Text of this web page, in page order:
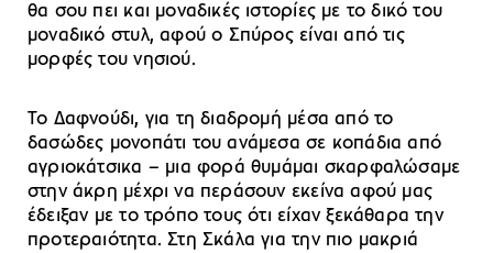
θα σου πει και μοναδικές ιστορίες με το δικό του
μοναδικό στυλ, αφού ο Σπύρος είναι από τις
μορφές του νησιού.
Το Δαφνούδι, για τη διαδρομή μέσα από το
δασώδες μονοπάτι του ανάμεσα σε κοπάδια από
αγριοκάτσικα – μια φορά θυμάμαι σκαρφαλώσαμε
στην άκρη μέχρι να περάσουν εκείνα αφού μας
έδειξαν με το τρόπο τους ότι είχαν ξεκάθαρα την
προτεραιότητα. Στη Σκάλα για την πιο μακριά